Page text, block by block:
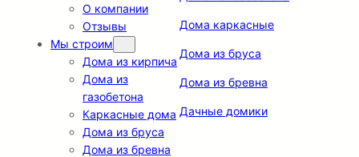
О компании
Отзывы
Мы строим
Дома из кирпича
Дома из
газобетона
Каркасные дома
Дома из бруса
Дома из бревна
Дома каркасные
Дома из бруса
Дома из бревна
Дачные домики